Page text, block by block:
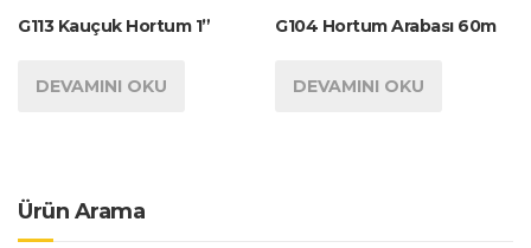
G113 Kauçuk Hortum 1”
DEVAMINI OKU
G104 Hortum Arabası 60m
DEVAMINI OKU
Ürün Arama